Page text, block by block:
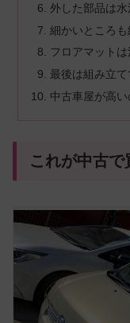
外した部品は
細かいところ
フロアマット
最後は組み立
中古車屋が高
これが中古